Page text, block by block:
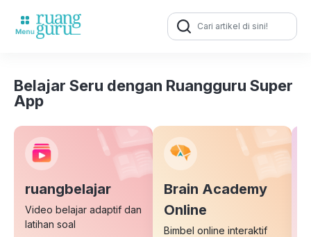
Search
for:
Belajar Seru dengan Ruangguru Super
App
ruangbelajar
Video belajar adaptif dan
latihan soal
Brain Academy
Online
Bimbel online interaktif